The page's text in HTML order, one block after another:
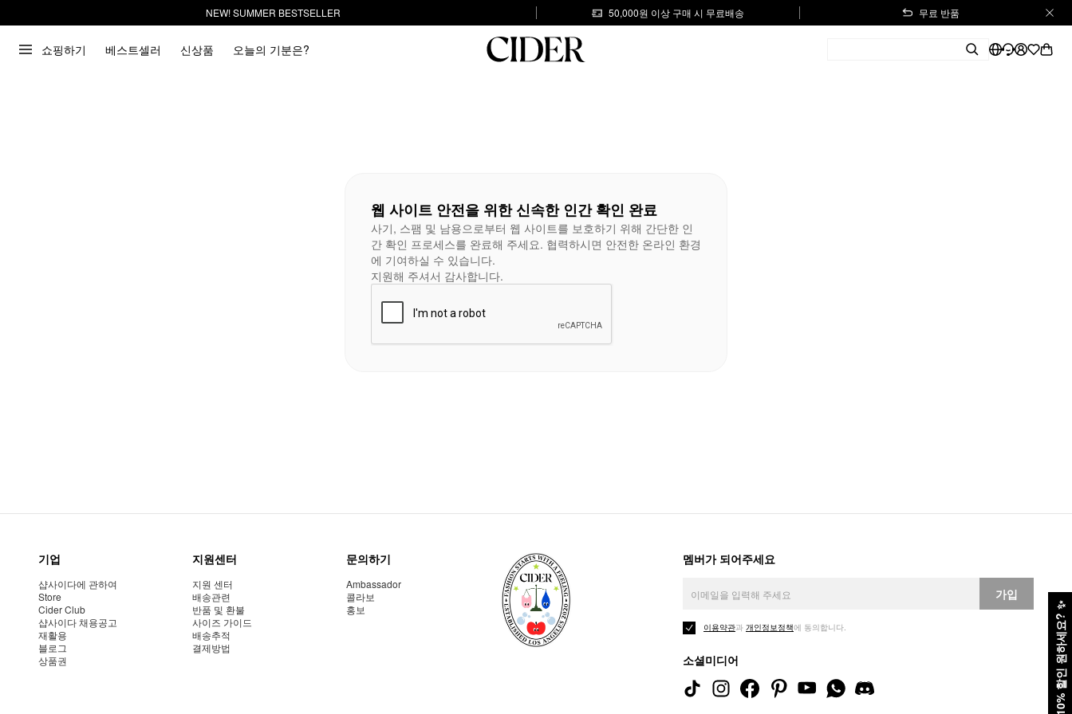
NEW! SUMMER BESTSELLER 50,000원 이상 구매 시 무료배송 무료 반품
쇼핑하기 베스트셀러 신상품 오늘의 기분은?
10% 할인 원하세요?
✨
웹 사이트 안전을 위한 신속한 인간 확인 완료
사기, 스팸 및 남용으로부터 웹 사이트를 보호하기 위해 간단한 인
간 확인 프로세스를 완료해 주세요. 협력하시면 안전한 온라인 환경
에 기여하실 수 있습니다.
지원해 주셔서 감사합니다.
기업
샵사이다에 관하여
Store
Cider Club
샵사이다 채용공고
재활용
블로그
상품권
지원센터
지원 센터
배송관련
반품 및 환불
사이즈 가이드
배송추적
결제방법
문의하기
Ambassador
콜라보
홍보
멤버가 되어주세요
가입
이용약관과 개인정보정책에 동의합니다.
소셜미디어